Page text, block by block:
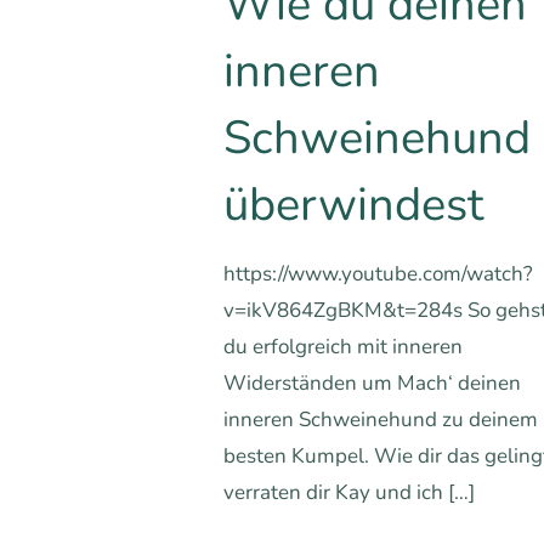
inneren
Schweinehund
überwindest
https://www.youtube.com/watch?
v=ikV864ZgBKM&t=284s So
du erfolgreich mit inneren
Widerständen um Mach‘ deinen
inneren Schweinehund zu deinem
besten Kumpel. Wie dir das
verraten dir Kay und ich […]